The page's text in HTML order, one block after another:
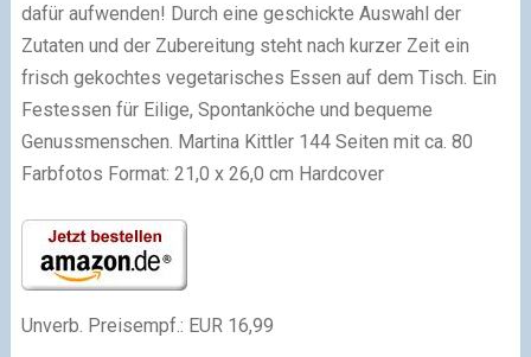
dafür aufwenden! Durch eine geschickte Auswahl der
Zutaten und der Zubereitung steht nach kurzer Zeit ein
frisch gekochtes vegetarisches Essen auf dem Tisch. Ein
Festessen für Eilige, Spontanköche und bequeme
Genussmenschen. Martina Kittler 144 Seiten mit ca. 80
Farbfotos Format: 21,0 x 26,0 cm Hardcover
Unverb. Preisempf.: EUR 16,99